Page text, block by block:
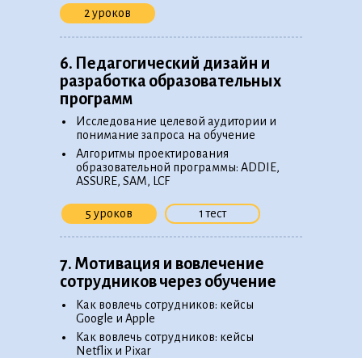
2 уроков
1 тест
6. Педагогический дизайн и
разработка образовательных
программ
Исследование целевой аудитории и
понимание запроса на обучение
•
Алгоритмы проектирования
образовательной программы: ADDIE,
ASSURE, SAM, LCF
•
7. Мотивация и вовлечение
сотрудников через обучение
Как вовлечь сотрудников: кейсы
Google и Apple
•
Как вовлечь сотрудников: кейсы
Netflix и Pixar
•
5 уроков